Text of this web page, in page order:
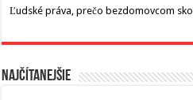
Ľudské práva, prečo bezdomovcom
Najčítanejšie